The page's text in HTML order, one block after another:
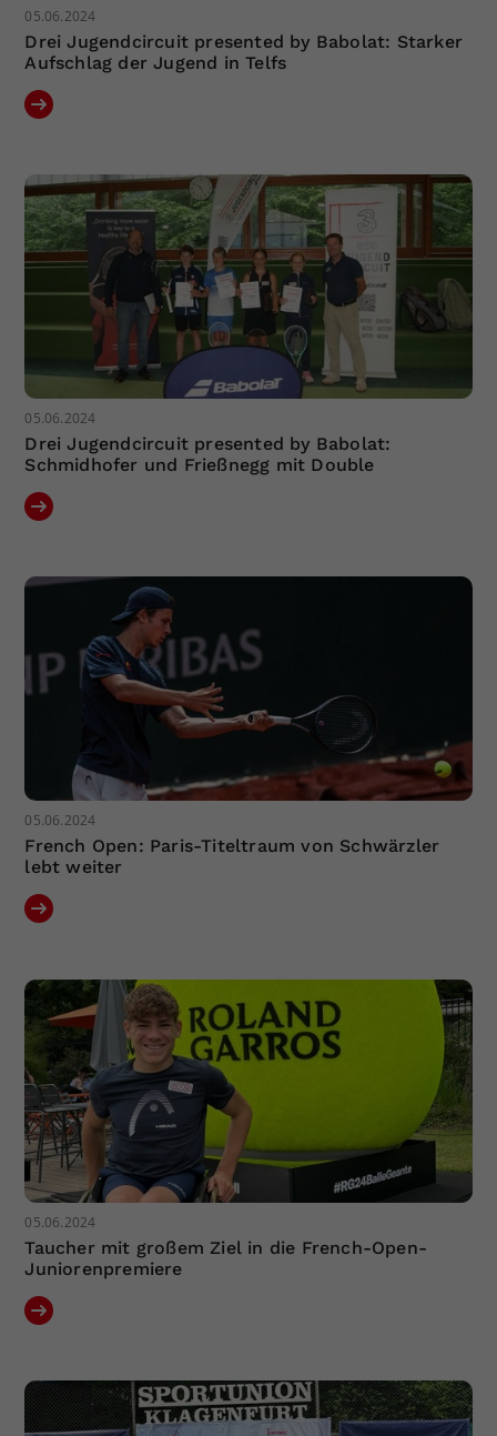
05.06.2024
Drei Jugendcircuit presented by Babolat: Starker
Aufschlag der Jugend in Telfs
05.06.2024
Drei Jugendcircuit presented by Babolat:
Schmidhofer und Frießnegg mit Double
05.06.2024
French Open: Paris-Titeltraum von Schwärzler
lebt weiter
05.06.2024
Taucher mit großem Ziel in die French-Open-
Juniorenpremiere